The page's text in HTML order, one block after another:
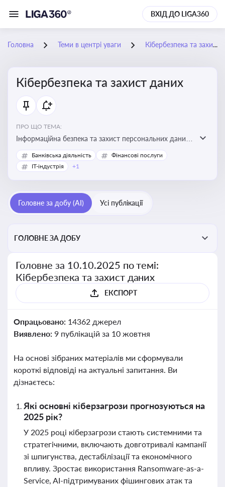
ВХІД ДО LIGA360
Головна Теми в центрі уваги Кібербезпека та захист даних
Кібербезпека та захист даних
ПРО ЩО ТЕМА:
Інформаційна безпека та захист персональних даних
на підприємстві
Банківська діяльність
Фінансові послуги
IT-індустрія
+1
Головне за добу (AI) Усі публікації
ГОЛОВНЕ ЗА ДОБУ
Головне за 10.10.2025 по темі:
Кібербезпека та захист даних
ЕКСПОРТ
Опрацьовано: 14362 джерел
Виявлено: 9 публікацій за 10 жовтня
На основі зібраних матеріалів ми сформували
короткі відповіді на актуальні запитання. Ви
дізнаєтесь:
Які основні кіберзагрози прогнозуються на
2025 рік?
У 2025 році кіберзагрози стають системними та
стратегічними, включають довготривалі кампанії
зі шпигунства, дестабілізації та економічного
впливу. Зростає використання Ransomware-as-a-
Service, AI-підтримуваних фішингових атак та